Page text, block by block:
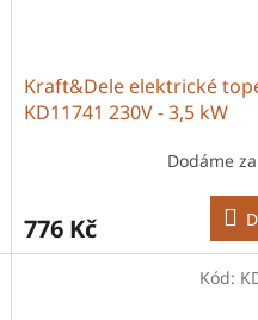
Kraft&Dele elektrické
KD11741 230V - 3,5 kW
Dodáme
776 Kč
Kód: